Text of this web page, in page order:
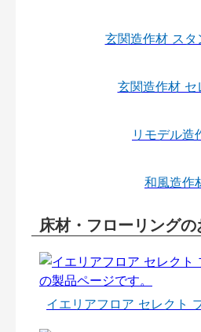
玄関造作材 スタ
玄関造作材 セ
リモデル造
和風造作
床材・フローリング
イエリアフロア セレクト